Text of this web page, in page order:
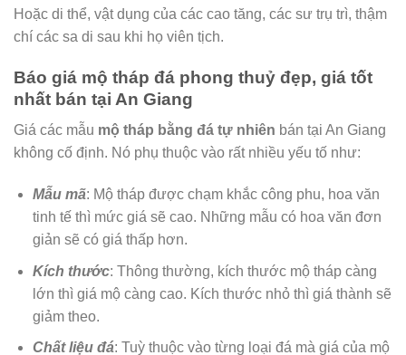
Hoặc di thể, vật dụng của các cao tăng, các sư trụ trì, thậm
chí các sa di sau khi họ viên tịch.
Báo giá mộ tháp đá phong thuỷ đẹp, giá tốt
nhất bán tại An Giang
Giá các mẫu mộ tháp bằng đá tự nhiên bán tại An Giang
không cố định. Nó phụ thuộc vào rất nhiều yếu tố như:
Mẫu mã: Mộ tháp được chạm khắc công phu, hoa văn
tinh tế thì mức giá sẽ cao. Những mẫu có hoa văn đơn
giản sẽ có giá thấp hơn.
Kích thước: Thông thường, kích thước mộ tháp càng
lớn thì giá mộ càng cao. Kích thước nhỏ thì giá thành sẽ
giảm theo.
Chất liệu đá: Tuỳ thuộc vào từng loại đá mà giá của mộ